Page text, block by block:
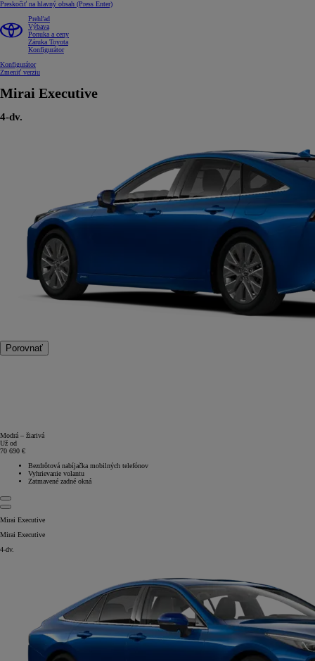
Preskočiť na hlavný obsah (Press Enter)
Prehľad
Výbava
Ponuka a ceny
Záruka Toyota
Konfigurátor
Konfigurátor
Zmeniť verziu
Mirai Executive
4-dv.
Porovnať
Modrá – žiarivá
Už od
70 690 €
Bezdrôtová nabíjačka mobilných telefónov
Vyhrievanie volantu
Zatmavené zadné okná
Mirai Executive
Mirai Executive
4-dv.